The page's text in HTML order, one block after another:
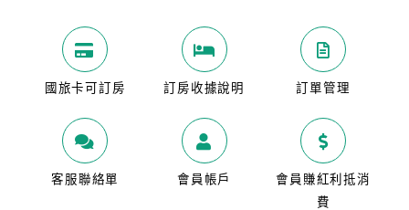
國旅卡可訂房 訂房收據說明 訂單管理
客服聯絡單 會員帳戶
會員賺紅利抵消
費